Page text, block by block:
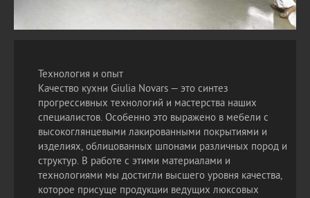
Технология и опыт
Качество кухни Giulia Novars — это синтез
прогрессивных технологий и мастерства наших
специалистов. Особенно это выражено в мебели с
высокоглянцевыми лакированными покрытиями и
изделиях, облицованных шпонами различных пород и
структур. В работе с этими материалами и
технологиями мы достигли высшего уровня качества,
которое присуще продукции ведущих люксовых